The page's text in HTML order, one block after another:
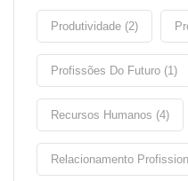
Produtividade (2)
Profissões Do Futuro (1)
Recursos Humanos (4)
Relacionamento